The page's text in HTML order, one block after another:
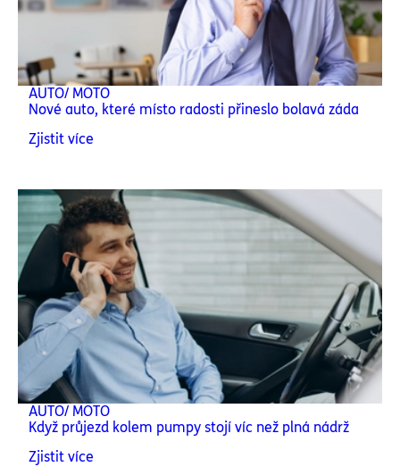
AUTO/ MOTO
Nové auto, které místo radosti přineslo bolavá záda
Zjistit více
AUTO/ MOTO
Když průjezd kolem pumpy stojí víc než plná nádrž
Zjistit více